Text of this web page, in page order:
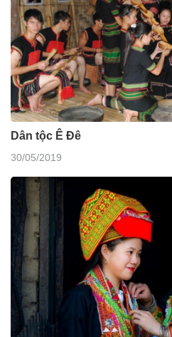
Dân tộc Ê Đê
30/05/2019